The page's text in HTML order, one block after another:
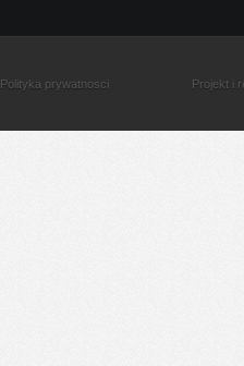
Polityka prywatnosci Projekt i